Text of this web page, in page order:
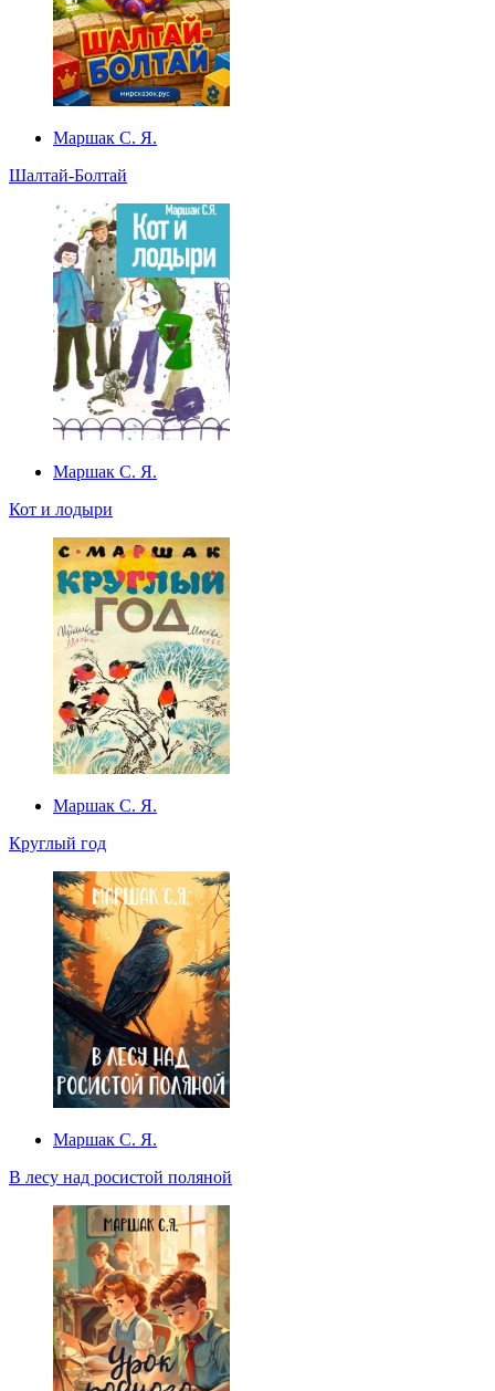
Маршак С. Я.
Шалтай-Болтай
Маршак С. Я.
Кот и лодыри
Маршак С. Я.
Круглый год
Маршак С. Я.
В лесу над росистой поляной